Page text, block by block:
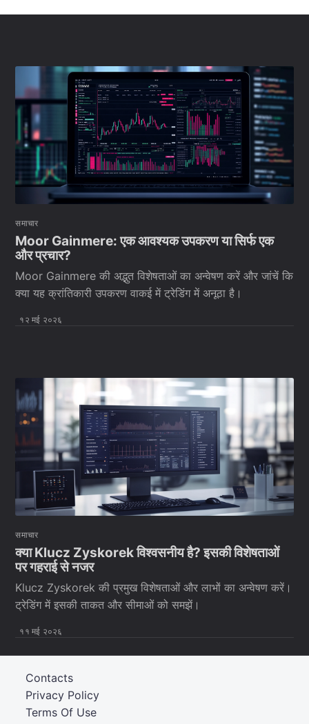
समाचार
Moor Gainmere: एक आवश्यक उपकरण या सिर्फ एक
और प्रचार?
Moor Gainmere की अद्भुत विशेषताओं का अन्वेषण करें और जांचें कि
क्या यह क्रांतिकारी उपकरण वाकई में ट्रेडिंग में अनूठा है।
१२ मई २०२६
समाचार
क्या Klucz Zyskorek विश्वसनीय है? इसकी विशेषताओं
पर गहराई से नजर
Klucz Zyskorek की प्रमुख विशेषताओं और लाभों का अन्वेषण करें।
ट्रेडिंग में इसकी ताकत और सीमाओं को समझें।
११ मई २०२६
Terms Of Use
Privacy Policy
Contacts